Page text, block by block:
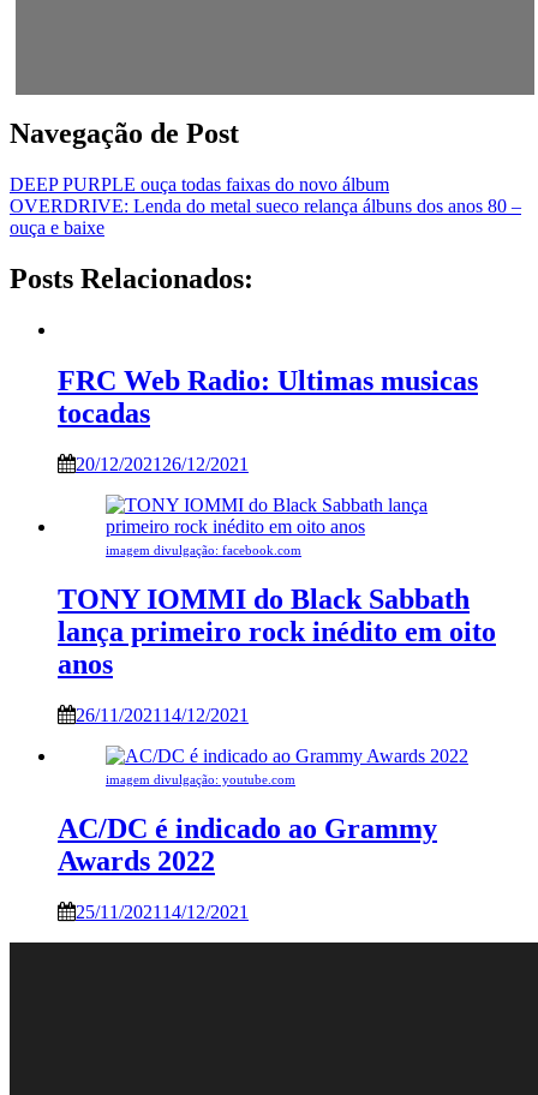
Navegação de Post
DEEP PURPLE ouça todas faixas do novo álbum
OVERDRIVE: Lenda do metal sueco relança álbuns dos anos 80 –
ouça e baixe
Posts Relacionados:
FRC Web Radio: Ultimas musicas
tocadas
20/12/2021 26/12/2021
imagem divulgação: facebook.com
TONY IOMMI do Black Sabbath
lança primeiro rock inédito em oito
anos
26/11/2021 14/12/2021
imagem divulgação: youtube.com
AC/DC é indicado ao Grammy
Awards 2022
25/11/2021 14/12/2021